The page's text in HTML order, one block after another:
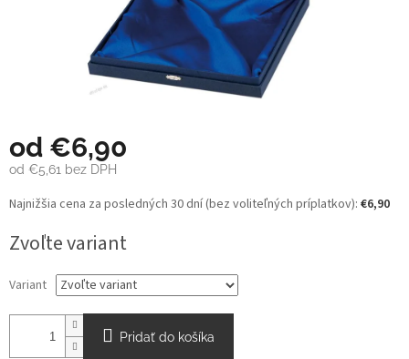
od €6,90
od €5,61 bez DPH
Jednotková
cena:
Najnižšia cena za posledných 30 dní (bez voliteľných príplatkov): €6,90
Zvoľte variant
Variant
Pridať do košíka